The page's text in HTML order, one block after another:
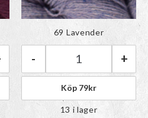
GOTS | 28 Berries mängd
Färgen har lagts till i
paletten
BC Garn Bio
- +
69 Lavender
Köp 79kr
13 i lager